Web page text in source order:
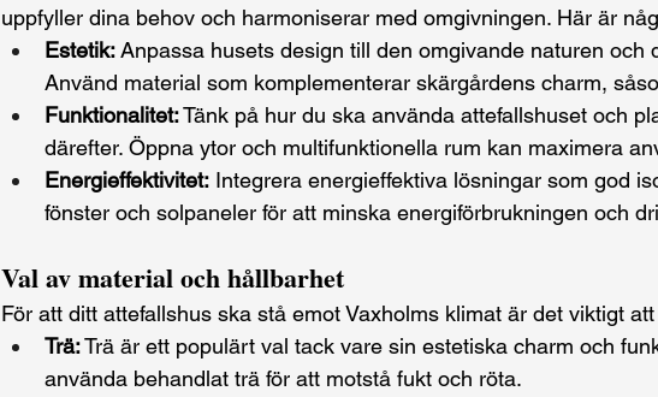
uppfyller dina behov och harmoniserar med omgivningen. Här är
Estetik: Anpassa husets design till den omgivande naturen och
Använd material som komplementerar skärgårdens charm,
Funktionalitet: Tänk på hur du ska använda attefallshuset och
därefter. Öppna ytor och multifunktionella rum kan maximera
Energieffektivitet: Integrera energieffektiva lösningar som god
fönster och solpaneler för att minska energiförbrukningen och
Val av material och hållbarhet
För att ditt attefallshus ska stå emot Vaxholms klimat är det viktigt
Trä: Trä är ett populärt val tack vare sin estetiska charm och
använda behandlat trä för att motstå fukt och röta.